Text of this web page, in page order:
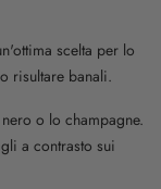
scelta per lo
risultare banali.
o lo champagne.
a contrasto sui